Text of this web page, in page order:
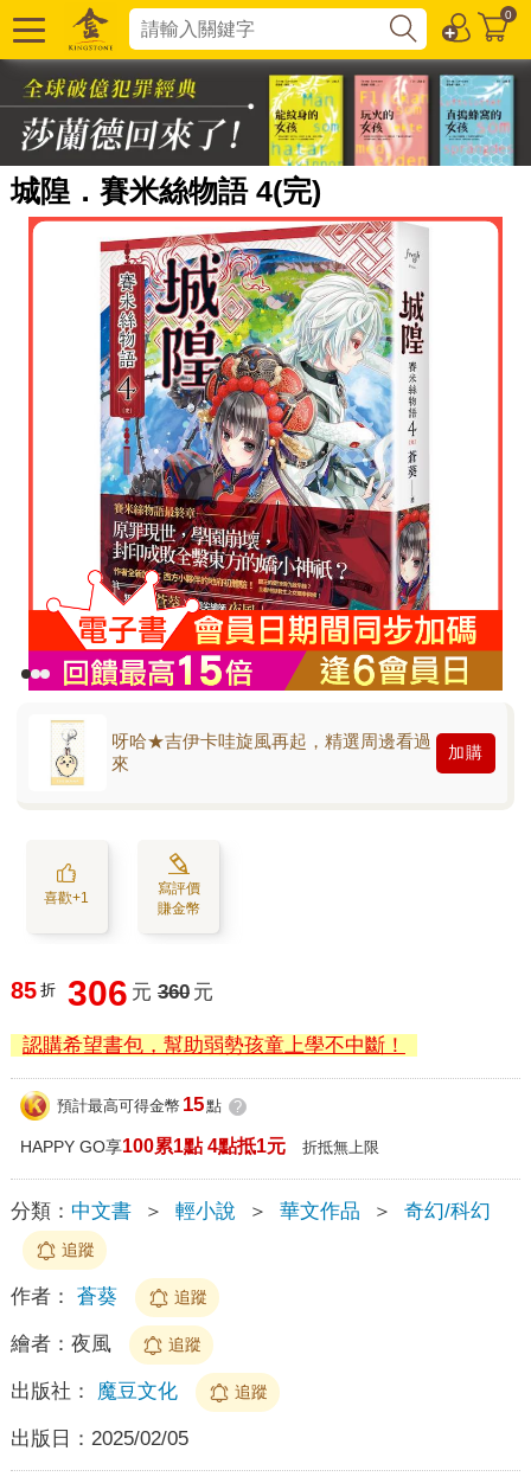
0
城隍．賽米絲物語 4(完)
呀哈★吉伊卡哇旋風再起，精選周邊看過
來
加購
喜歡+1
寫評價
賺金幣
85 折 306 元 360 元
認購希望書包，幫助弱勢孩童上學不中斷！
預計最高可得金幣 15點 ?
HAPPY GO享100累1點 4點抵1元 折抵無上限
分類： 中文書 ＞ 輕小說 ＞ 華文作品 ＞ 奇幻/科幻
追蹤
作者： 蒼葵 追蹤
繪者： 夜風 追蹤
出版社： 魔豆文化 追蹤
出版日： 2025/02/05